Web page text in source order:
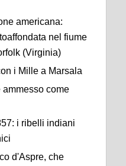
americana:
nel fiume
(Virginia)
i Mille a Marsala
come
i ribelli indiani
d'Aspre, che